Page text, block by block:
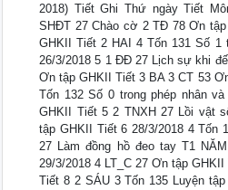
2018) Tiết Ghi Thứ ngày Tiết
SHĐT 27 Chào cờ 2 TĐ 78 Ơn
GHKII Tiết 2 HAI 4 Tốn 131 Số 1
26/3/2018 5 1 ĐĐ 27 Lịch sự khi
Ơn tập GHKII Tiết 3 BA 3 CT 53
Tốn 132 Số 0 trong phép nhân
GHKII Tiết 5 2 TNXH 27 Lồi vật
tập GHKII Tiết 6 28/3/2018 4 Tốn
27 Làm đồng hồ đeo tay T1
29/3/2018 4 LT_C 27 Ơn tập
Tiết 8 2 SÁU 3 Tốn 135 Luyện